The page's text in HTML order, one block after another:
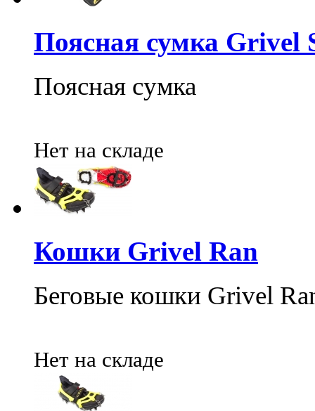
Поясная сумка
Поясная сумка
Нет на складе
Кошки Grivel Ran
Беговые кошки Grivel
Нет на складе